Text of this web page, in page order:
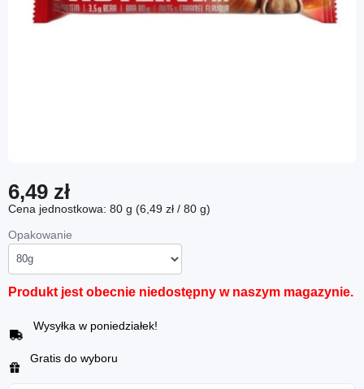
6,49 zł
Cena jednostkowa: 80 g (6,49 zł / 80 g)
Opakowanie
Produkt jest obecnie niedostępny w naszym magazynie.
Wysyłka w poniedziałek!
Gratis do wyboru